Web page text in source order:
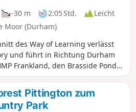
-30 m 2:05 Std.
Leicht
Moor (Durham)
des Way of Learning verlässt
und führt in Richtung Durham
Frankland, den Brasside Ponds
Wear, bevor er an der
Pittington zum
Park